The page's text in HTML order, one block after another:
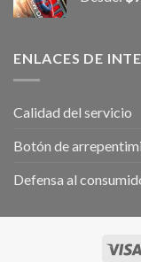
ENLACES DE
Calidad del servicio
Botón de
Defensa al